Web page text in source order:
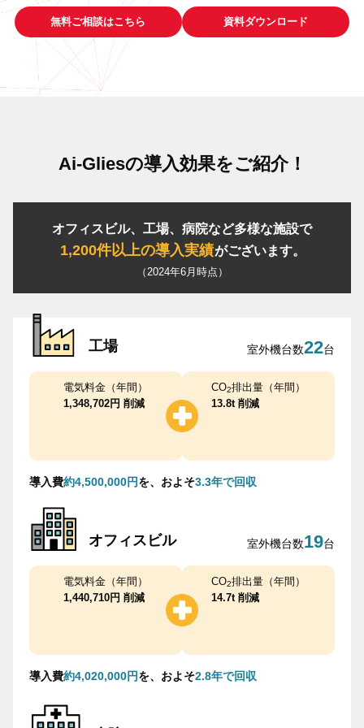
無料ご相談はこちら 資料ダウンロード
Ai-Gliesの導入効果をご紹介！
オフィスビル、工場、病院など多様な施設で
1,200件以上の導入実績がございます。
（2024年6月時点）
工場 室外機台数22台
電気料金（年間）
1,348,702円 削減
CO2排出量（年間）
13.8t 削減
導入費約4,500,000円を、およそ3.3年で回収
オフィスビル 室外機台数19台
電気料金（年間）
1,440,710円 削減
CO2排出量（年間）
14.7t 削減
導入費約4,020,000円を、およそ2.8年で回収